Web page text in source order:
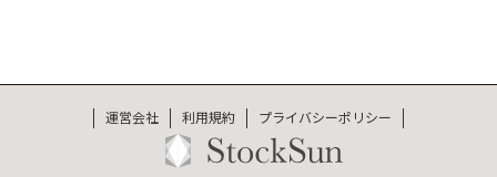
ャンネル登録者数4,000人、月間商談獲
得10〜15件達成。 →企画、台本作成、
撮影、編集、分析全て担当。 ■ 主な経
「誠美接骨院」を開業。県下初の取り
組みとして交通事故専門弁護士法人と
の業務提携を締結し、客単価80,000円
運営会社 利用規約 プライバシーポリシー